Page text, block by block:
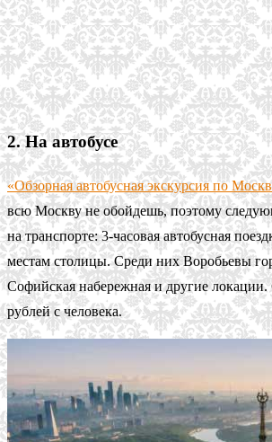
2. На автобусе
«Обзорная автобусная экскурсия по
всю Москву не обойдешь, поэтому
на транспорте: 3-часовая автобусная
местам столицы. Среди них Воробьевы
Софийская набережная и другие
рублей с человека.